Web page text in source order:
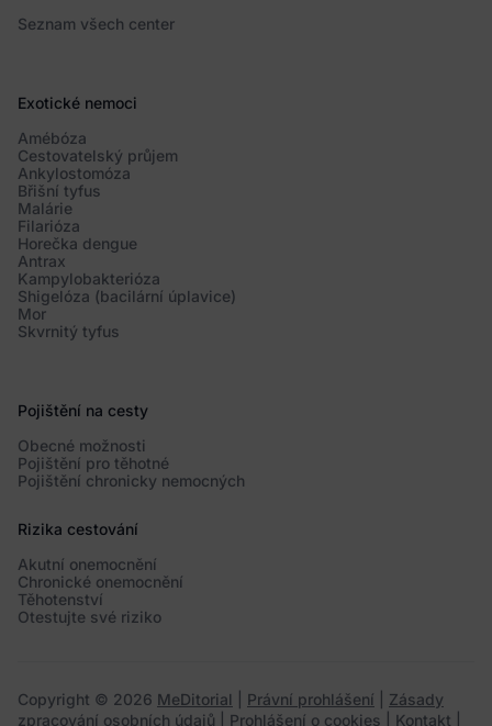
Seznam všech center
Exotické nemoci
Amébóza
Cestovatelský průjem
Ankylostomóza
Břišní tyfus
Malárie
Filarióza
Horečka dengue
Antrax
Kampylobakterióza
Shigelóza (bacilární úplavice)
Mor
Skvrnitý tyfus
Pojištění na cesty
Obecné možnosti
Pojištění pro těhotné
Pojištění chronicky nemocných
Rizika cestování
Akutní onemocnění
Chronické onemocnění
Těhotenství
Otestujte své riziko
Copyright © 2026 MeDitorial Právní prohlášení
Zásady
zpracování osobních údajů
Prohlášení o cookies Kontakt